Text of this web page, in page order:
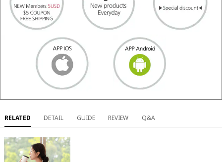
RELATED DETAIL GUIDE REVIEW Q&A